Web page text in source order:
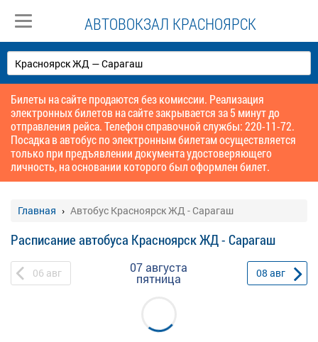
АВТОВОКЗАЛ КРАСНОЯРСК
Билеты на сайте продаются без комиссии. Реализация
электронных билетов на сайте закрывается за 5 минут до
отправления рейса. Телефон справочной службы: 220-11-72.
Посадка в автобус по электронным билетам осуществляется
только при предъявлении документа удостоверяющего
личность, на основании которого был оформлен билет.
Главная Автобус Красноярск ЖД - Сарагаш
Расписание автобуса Красноярск ЖД - Сарагаш
06 авг 07 августа
пятница 08 авг